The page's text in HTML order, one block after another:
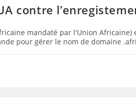
contre
mandaté par l'Union
pour gérer le nom de domaine